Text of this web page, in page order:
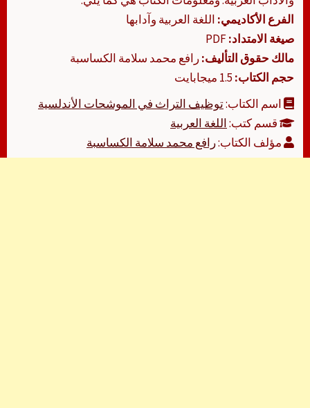
الفرع الأكاديمي: اللغة العربية وآدابها
صيغة الامتداد:
مالك حقوق التأليف:رافع محمد سلامة الكساسبة
حجم الكتاب:
اسم الكتاب:توظيف التراث في الموشحات الأندلسية
قسم كتب:اللغة العربية
مؤلف الكتاب:رافع محمد سلامة الكساسبة